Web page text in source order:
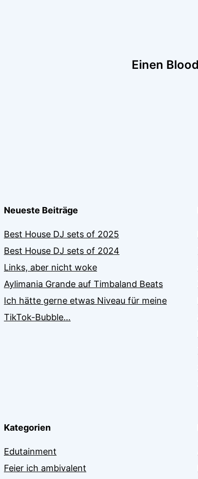
Einen
Neueste Beiträge
Best House DJ sets of 2025
Best House DJ sets of 2024
Links, aber nicht woke
Aylimania Grande auf Timbaland Beats
Ich hätte gerne etwas Niveau für meine
TikTok-Bubble…
Kategorien
Edutainment
Feier ich ambivalent